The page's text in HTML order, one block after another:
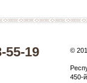
55-19 ©
450-